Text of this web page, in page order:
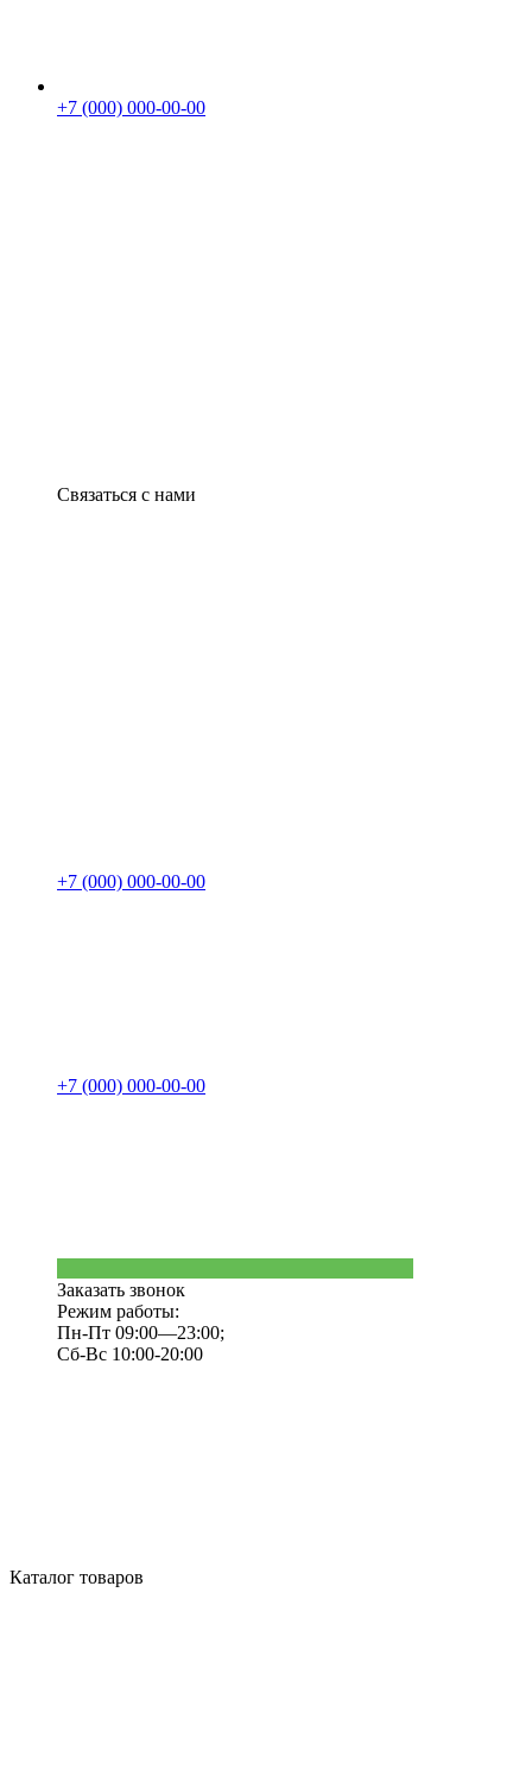
+7 (000) 000-00-00
Связаться с нами
+7 (000) 000-00-00
+7 (000) 000-00-00
Заказать звонок
Режим работы:
Пн-Пт 09:00—23:00;
Сб-Вс 10:00-20:00
Каталог товаров